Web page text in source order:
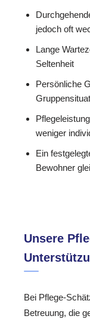
jedoch oft
Lange
Seltenheit
Persönliche
weniger
Ein
Bewohner
Unsere
Bei Pflege-
Betreuung, die